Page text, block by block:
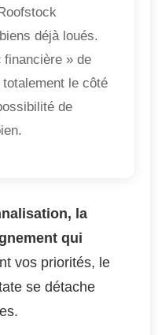
déjà loués.
financière » de
totalement le côté
de
la
qui
vos priorités, le
se détache